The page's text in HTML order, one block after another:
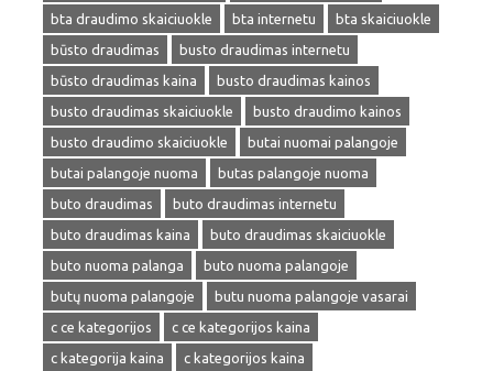
bta draudimo skaiciuokle
bta internetu
bta skaiciuokle
būsto draudimas
busto draudimas internetu
būsto draudimas kaina
busto draudimas kainos
busto draudimas skaiciuokle
busto draudimo kainos
busto draudimo skaiciuokle
butai nuomai palangoje
butai palangoje nuoma
butas palangoje nuoma
buto draudimas
buto draudimas internetu
buto draudimas kaina
buto draudimas skaiciuokle
buto nuoma palanga
buto nuoma palangoje
butų nuoma palangoje
butu nuoma palangoje vasarai
c ce kategorijos
c ce kategorijos kaina
c kategorija kaina
c kategorijos kaina